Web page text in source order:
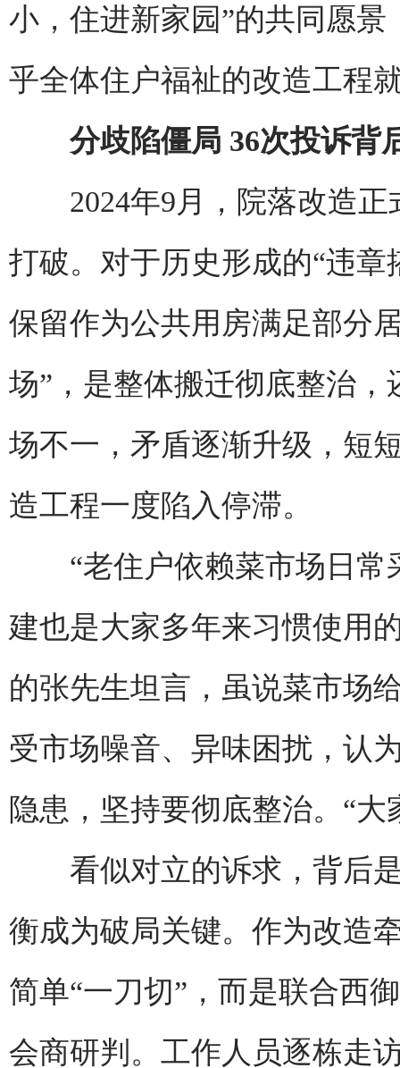
小，住进新家园”的共同愿
乎全体住户福祉的改造工程
分歧陷僵局 36次投诉背
2024年9月，院落改造正
打破。对于历史形成的“违
保留作为公共用房满足部分
场”，是整体搬迁彻底整治
场不一，矛盾逐渐升级，短
造工程一度陷入停滞。
“老住户依赖菜市场日常
建也是大家多年来习惯使用
的张先生坦言，虽说菜市场
受市场噪音、异味困扰，认
隐患，坚持要彻底整治。“
看似对立的诉求，背后是
衡成为破局关键。作为改造
简单“一刀切”，而是联合西
会商研判。工作人员逐栋走